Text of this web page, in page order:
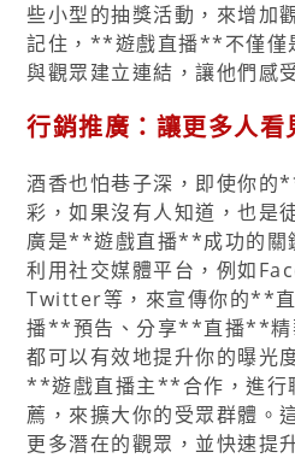
些小型的抽獎活動，來增加
記住，**遊戲直播**不僅僅
與觀眾建立連結，讓他們感
行銷推廣：讓更多人看
酒香也怕巷子深，即使你
彩，如果沒有人知道，也是
廣是**遊戲直播**成功的關
利用社交媒體平台，例如
Twitter等，來宣傳你的**
播**預告、分享**直播**精
都可以有效地提升你的曝光
**遊戲直播主**合作，進
薦，來擴大你的受眾群體。
更多潛在的觀眾，並快速提